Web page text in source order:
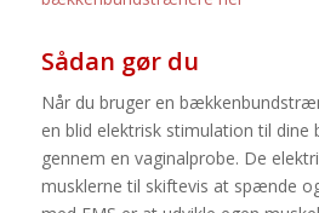
Sådan gør du
Når du bruger en
en blid elektrisk stimulation til
gennem en vaginalprobe. De
musklerne til skiftevis at spænde